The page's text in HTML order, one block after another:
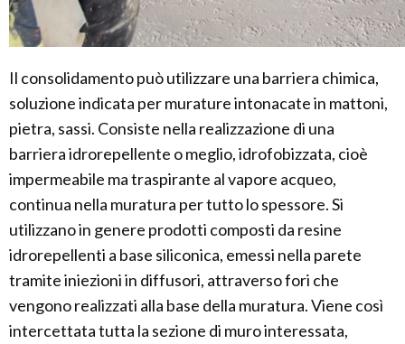
Il consolidamento può utilizzare una barriera chimica,
soluzione indicata per murature intonacate in mattoni,
pietra, sassi. Consiste nella realizzazione di una
barriera idrorepellente o meglio, idrofobizzata, cioè
impermeabile ma traspirante al vapore acqueo,
continua nella muratura per tutto lo spessore. Si
utilizzano in genere prodotti composti da resine
idrorepellenti a base siliconica, emessi nella parete
tramite iniezioni in diffusori, attraverso fori che
vengono realizzati alla base della muratura. Viene così
intercettata tutta la sezione di muro interessata,